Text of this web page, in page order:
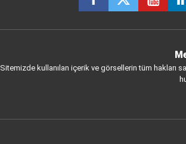
Sitemizde kullanılan içerik ve görsellerin tüm hakları